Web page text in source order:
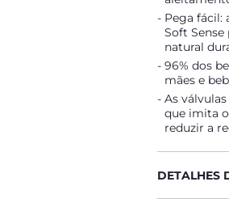
Pega fácil:
Soft
natural
96% dos
mães e
As
que imita
reduzir a
DETALHES